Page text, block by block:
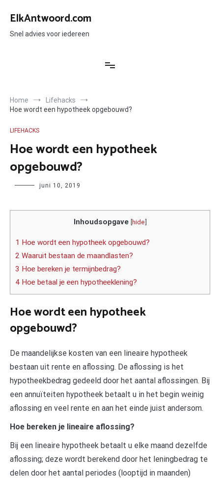
naar
inhoud
ElkAntwoord.com
Snel advies voor iedereen
Home
Lifehacks
Hoe wordt een hypotheek opgebouwd?
LIFEHACKS
Hoe wordt een hypotheek
opgebouwd?
Author juni 10, 2019
Inhoudsopgave [hide]
1 Hoe wordt een hypotheek opgebouwd?
2 Waaruit bestaan de maandlasten?
3 Hoe bereken je termijnbedrag?
4 Hoe betaal je een hypotheeklening?
Hoe wordt een hypotheek
opgebouwd?
De maandelijkse kosten van een lineaire hypotheek
bestaan uit rente en aflossing. De aflossing is het
hypotheekbedrag gedeeld door het aantal aflossingen. Bij
een annuïteiten hypotheek betaalt u in het begin weinig
aflossing en veel rente en aan het einde juist andersom.
Hoe bereken je lineaire aflossing?
Bij een lineaire hypotheek betaalt u elke maand dezelfde
aflossing; deze wordt berekend door het leningbedrag te
delen door het aantal periodes (looptijd in maanden)